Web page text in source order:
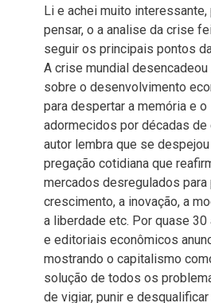
Li e achei muito
pensar, o a analise da crise
seguir os principais pontos
A crise mundial
sobre o desenvolvimento
para despertar a memória e
adormecidos por décadas de
autor lembra que se
pregação cotidiana que
mercados desregulados para
crescimento, a inovação, a
a liberdade etc. Por quase
e editoriais econômicos
mostrando o capitalismo
solução de todos os
de vigiar, punir e